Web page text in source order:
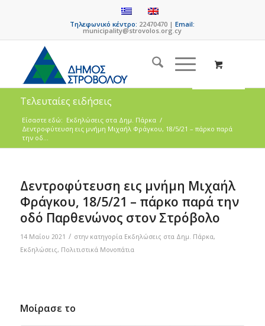
Τηλεφωνικό κέντρο: 22470470 |Email:
municipality@strovolos.org.cy
Τελευταίες ειδήσεις
Είσαστε εδώ: Eκδηλώσεις στα Δημ. Πάρκα /
Δεντροφύτευση εις μνήμη Μιχαήλ Φράγκου, 18/5/21 – πάρκο παρά
την οδ...
Δεντροφύτευση εις μνήμη Μιχαήλ
Φράγκου, 18/5/21 – πάρκο παρά την
οδό Παρθενώνος στον Στρόβολο
14 Μαΐου 2021 / στην κατηγορία Eκδηλώσεις στα Δημ. Πάρκα,
Εκδηλώσεις, Πολιτιστικά Μονοπάτια
Μοίρασε το